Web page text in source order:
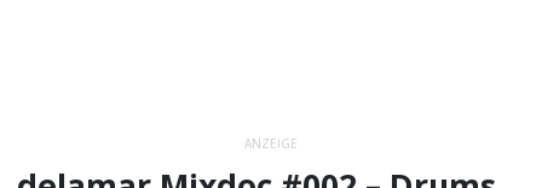
ANZEIGE